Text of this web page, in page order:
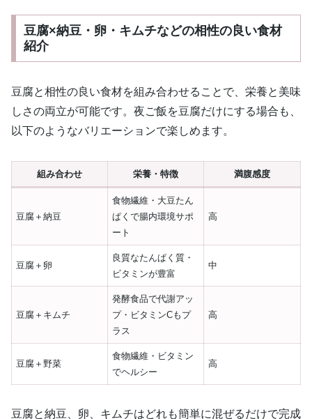
豆腐×納豆・卵・キムチなどの相性の良い食材
紹介
豆腐と相性の良い食材を組み合わせることで、栄養と美味
しさの両立が可能です。夜ご飯を豆腐だけにする場合も、
以下のようなバリエーションで楽しめます。
組み合わせ 栄養・特徴 満腹感度
豆腐＋納豆
食物繊維・大豆たん
ぱくで腸内環境サポ
ート
高
豆腐＋卵
良質なたんぱく質・
ビタミンが豊富
中
豆腐＋キムチ
発酵食品で代謝アッ
プ・ビタミンCもプ
ラス
高
豆腐＋野菜
食物繊維・ビタミン
でヘルシー
高
豆腐と納豆、卵、キムチはどれも簡単に混ぜるだけで完成